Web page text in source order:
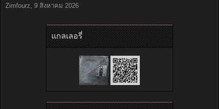
Zimfourz, 9 สิงหาคม 2026
แกลเลอรี่